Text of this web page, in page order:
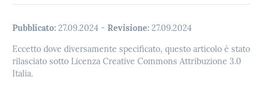
Pubblicato: 27.09.2024 - Revisione: 27.09.2024
Eccetto dove diversamente specificato, questo articolo è stato
rilasciato sotto Licenza Creative Commons Attribuzione 3.0
Italia.